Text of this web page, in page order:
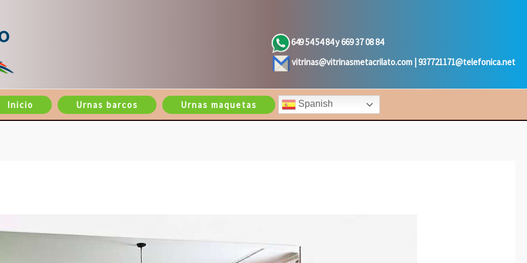
649 54 54 84 y 669 37 08 84
vitrinas@vitrinasmetacrilato.com | 937721171@telefonica.net
Inicio Urnas barcos Urnas maquetas Spanish